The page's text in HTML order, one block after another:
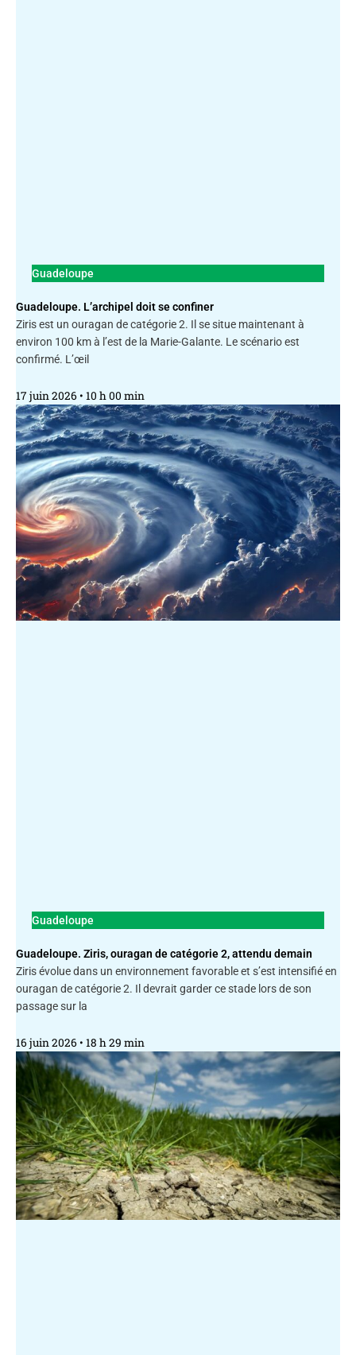
Guadeloupe
Guadeloupe. L’archipel doit se confiner
Ziris est un ouragan de catégorie 2. Il se situe maintenant à
environ 100 km à l’est de la Marie-Galante. Le scénario est
confirmé. L’œil
17 juin 2026 10 h 00 min
Guadeloupe
Guadeloupe. Ziris, ouragan de catégorie 2, attendu demain
Ziris évolue dans un environnement favorable et s’est intensifié en
ouragan de catégorie 2. Il devrait garder ce stade lors de son
passage sur la
16 juin 2026 18 h 29 min